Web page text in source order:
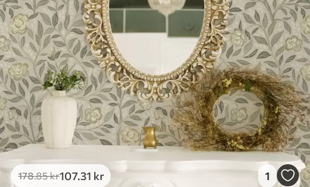
178.85kr107.31 kr 1